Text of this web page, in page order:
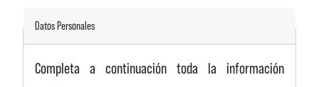
Datos Personales
Completa a continuación toda la información